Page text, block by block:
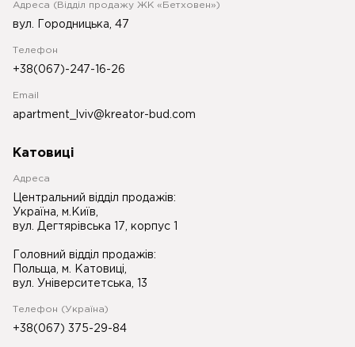
Адреса (Відділ продажу ЖК «Бетховен»)
вул. Городницька, 47
Телефон
+38(067)-247-16-26
Email
apartment_lviv@kreator-bud.com
Катовиці
Адреса
Центральний відділ продажів:
Україна, м.Київ,
вул. Дегтярівська 17, корпус 1
Головний відділ продажів:
Польща, м. Катовиці,
вул. Університетська, 13
Телефон (Україна)
+38(067) 375-29-84